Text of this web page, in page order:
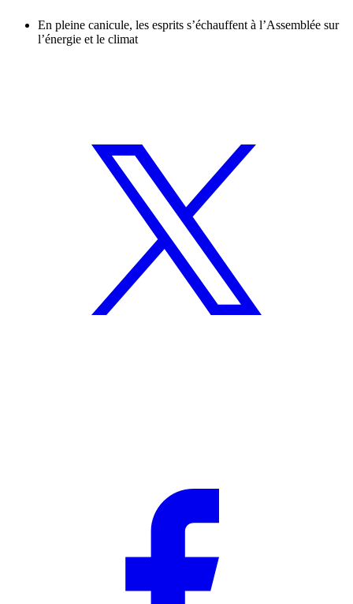
En pleine canicule, les esprits s’échauffent à l’Assemblée sur
l’énergie et le climat